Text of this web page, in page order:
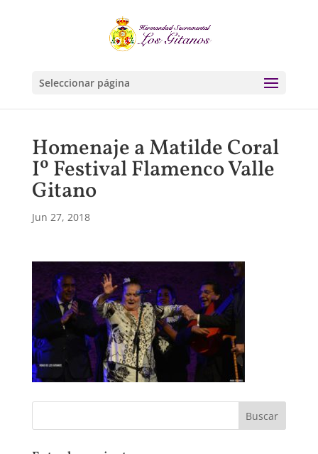
Seleccionar página
Homenaje a Matilde Coral
Iº Festival Flamenco Valle
Gitano
Jun 27, 2018